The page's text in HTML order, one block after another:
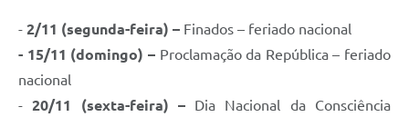
- 2/11 (segunda-feira) – Finados – feriado nacional
- 15/11 (domingo) –Proclamação da República – feriado
nacional
-20/11 (sexta-feira) –Dia Nacional da Consciência